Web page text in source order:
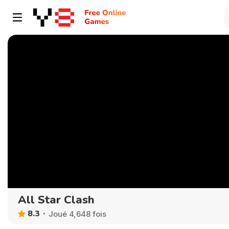
All Star Clash
8.3 Joué 4,648 fois